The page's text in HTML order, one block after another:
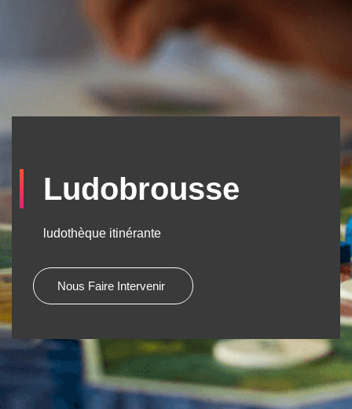
Ludobrousse
ludothèque itinérante
Nous Faire Intervenir